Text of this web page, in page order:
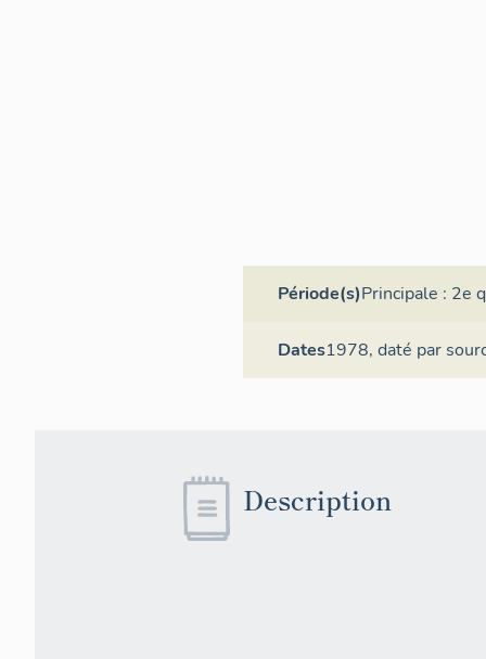
Période(s)Principale : 2e
Dates1978, daté par
Description